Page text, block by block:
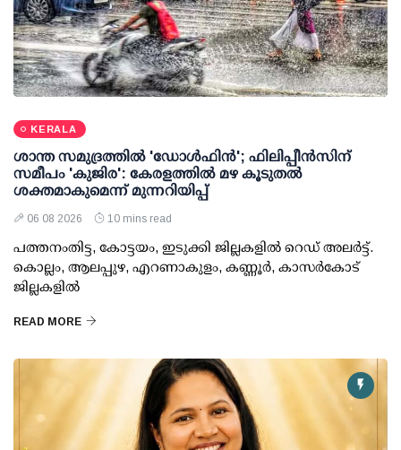
KERALA
ശാന്ത സമുദ്രത്തില്‍ 'ഡോള്‍ഫിന്‍'; ഫിലിപ്പീന്‍സിന്
സമീപം 'കുജിര': കേരളത്തില്‍ മഴ കൂടുതല്‍
ശക്തമാകുമെന്ന് മുന്നറിയിപ്പ്
06 08 2026 10 mins read
പത്തനംതിട്ട, കോട്ടയം, ഇടുക്കി ജില്ലകളില്‍ റെഡ് അലര്‍ട്ട്.
കൊല്ലം, ആലപ്പുഴ, എറണാകുളം, കണ്ണൂര്‍, കാസര്‍കോട്
ജില്ലകളില്‍
READ MORE